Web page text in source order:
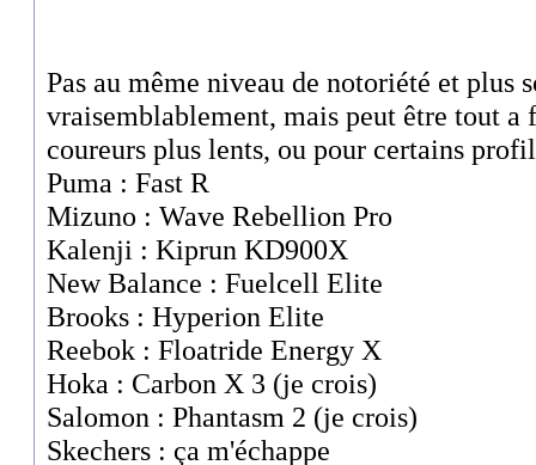
Pas au même niveau de notoriété et plus
vraisemblablement, mais peut être tout a
coureurs plus lents, ou pour certains
Puma : Fast R
Mizuno : Wave Rebellion Pro
Kalenji : Kiprun KD900X
New Balance : Fuelcell Elite
Brooks : Hyperion Elite
Reebok : Floatride Energy X
Hoka : Carbon X 3 (je crois)
Salomon : Phantasm 2 (je crois)
Skechers : ça m'échappe